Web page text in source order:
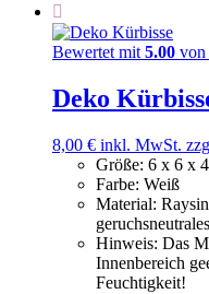
Bewertet mit 5.00 von
Deko
8,00 € inkl. MwSt.
Größe: 6 x 6 x
Farbe: Weiß
Material:
Hinweis: Das
Innenbereich
Feuchtigkeit!